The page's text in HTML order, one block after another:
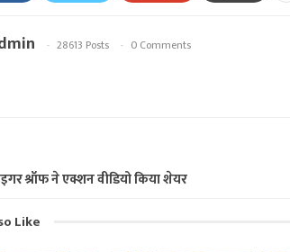
28613 Posts 0 Comments
श्रॉफ ने एक्शन वीडियो किया शेयर
Like